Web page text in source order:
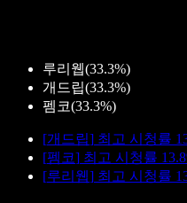
루리웹(33.3%)
개드립(33.3%)
펨코(33.3%)
[개드립] 최고 시청률
[펨코] 최고 시청률
[루리웹] 최고 시청률